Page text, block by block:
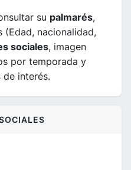
su palmarés,
(Edad, nacionalidad,
sociales, imagen
por temporada y
interés.